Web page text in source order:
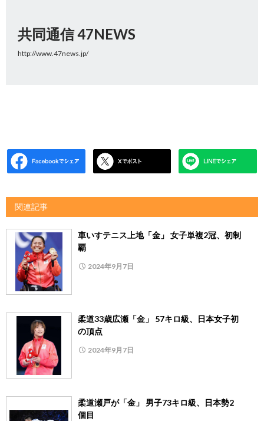
共同通信 47NEWS
http://www.47news.jp/
関連記事
車いすテニス上地「金」 女子単複2冠、初制
覇
2024年9月7日
柔道33歳広瀬「金」 57キロ級、日本女子初
の頂点
2024年9月7日
柔道瀬戸が「金」 男子73キロ級、日本勢2
個目